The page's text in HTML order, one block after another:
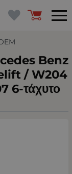
Benz
/ W204
6-τάχυτο